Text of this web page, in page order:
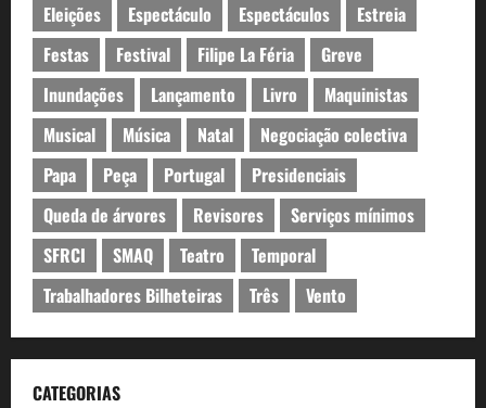
Eleições
Espectáculo Espectáculos
Estreia
Festas
Festival Filipe La Féria
Greve
Inundações
Lançamento Livro
Maquinistas
Musical
Música Natal
Negociação colectiva
Papa
Peça Portugal
Presidenciais
Queda de árvores
Revisores
Serviços mínimos
SFRCI
SMAQ Teatro
Temporal
Trabalhadores Bilheteiras
Três Vento
CATEGORIAS